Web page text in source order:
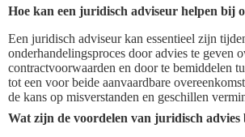
Hoe kan een juridisch adviseur helpen bij
Een juridisch adviseur kan essentieel zijn
onderhandelingsproces door advies te geven
contractvoorwaarden en door te bemiddelen
tot een voor beide aanvaardbare
de kans op misverstanden en geschillen
Wat zijn de voordelen van juridisch advies